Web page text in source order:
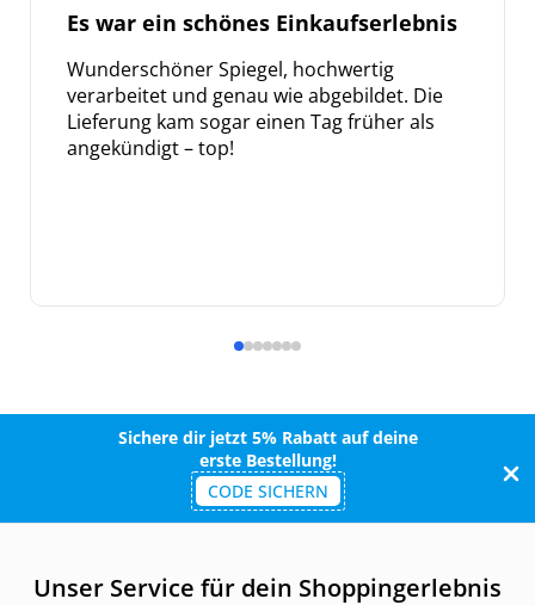
Es war ein schönes Einkaufserlebnis
Wunderschöner Spiegel, hochwertig
verarbeitet und genau wie abgebildet. Die
Lieferung kam sogar einen Tag früher als
angekündigt – top!
Sichere dir jetzt 5% Rabatt auf deine
erste Bestellung!
CODE SICHERN
Unser Service für dein Shoppingerlebnis